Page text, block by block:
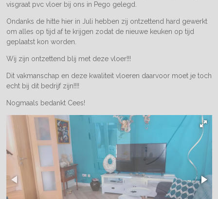
visgraat pvc vloer bij ons in Pego gelegd.
Ondanks de hitte hier in Juli hebben zij ontzettend hard gewerkt
om alles op tijd af te krijgen zodat de nieuwe keuken op tijd
geplaatst kon worden.
Wij zijn ontzettend blij met deze vloer!!!
Dit vakmanschap en deze kwaliteit vloeren daarvoor moet je toch
echt bij dit bedrijf zijn!!!!
Nogmaals bedankt Cees!